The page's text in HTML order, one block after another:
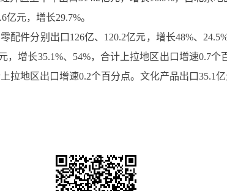
元，增长29.7%。
配件分别出口126亿、120.2亿元，增长48%、
，增长35.1%、54%，合计上拉地区出口增速0.7
拉地区出口增速0.2个百分点。文化产品出口35.1亿